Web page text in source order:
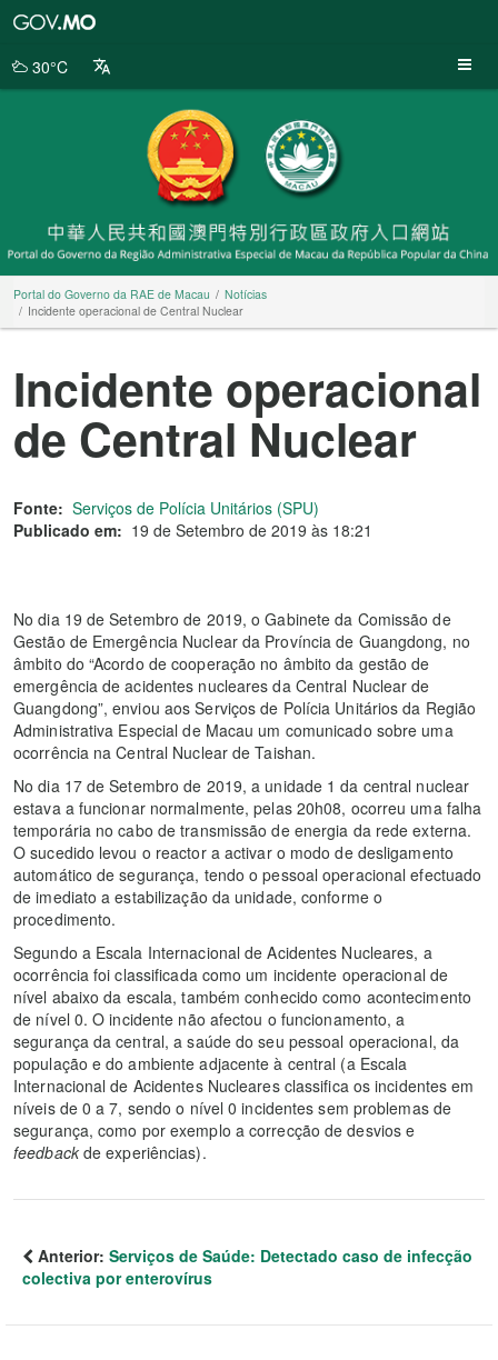
da
30°C
Portal do Governo da RAE de Macau
Notícias
Incidente operacional de Central Nuclear
Incidente operacional
de Central Nuclear
Fonte: Serviços de Polícia Unitários (SPU)
Publicado em: 19 de Setembro de 2019 às 18:21
No dia 19 de Setembro de 2019, o Gabinete da Comissão de
Gestão de Emergência Nuclear da Província de Guangdong, no
âmbito do “Acordo de cooperação no âmbito da gestão de
emergência de acidentes nucleares da Central Nuclear de
Guangdong”, enviou aos Serviços de Polícia Unitários da Região
Administrativa Especial de Macau um comunicado sobre uma
ocorrência na Central Nuclear de Taishan.
No dia 17 de Setembro de 2019, a unidade 1 da central nuclear
estava a funcionar normalmente, pelas 20h08, ocorreu uma falha
temporária no cabo de transmissão de energia da rede externa.
O sucedido levou o reactor a activar o modo de desligamento
automático de segurança, tendo o pessoal operacional efectuado
de imediato a estabilização da unidade, conforme o
procedimento.
Segundo a Escala Internacional de Acidentes Nucleares, a
ocorrência foi classificada como um incidente operacional de
nível abaixo da escala, também conhecido como acontecimento
de nível 0. O incidente não afectou o funcionamento, a
segurança da central, a saúde do seu pessoal operacional, da
população e do ambiente adjacente à central (a Escala
Internacional de Acidentes Nucleares classifica os incidentes em
níveis de 0 a 7, sendo o nível 0 incidentes sem problemas de
segurança, como por exemplo a correcção de desvios e
feedbackde experiências).
Anterior: Serviços de Saúde: Detectado caso de infecção
colectiva por enterovírus